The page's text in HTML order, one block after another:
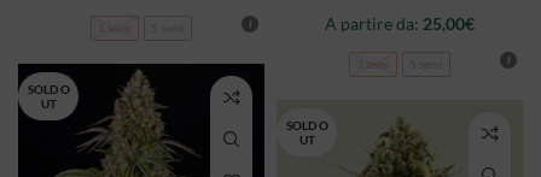
3 semi A partire da: 25,00€
3 semi
SOLD O
UT
SOLD O
UT